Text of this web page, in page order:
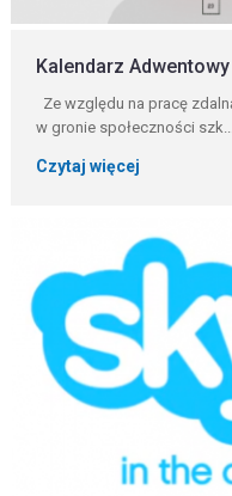
Kalendarz Adwentowy
Ze względu na pracę
w gronie społeczności
Czytaj więcej